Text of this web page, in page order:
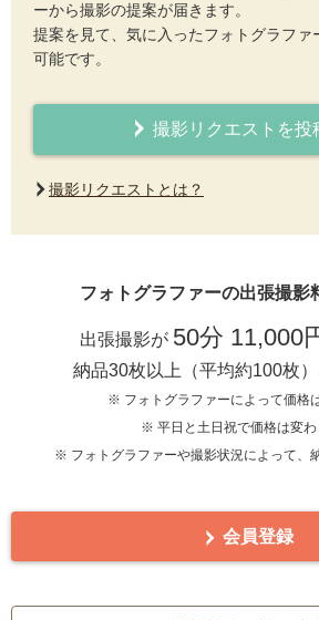
ーから撮影の提案が届きます。
提案を見て、気に入ったフォトグラファ
可能です。
撮影リクエストを投
撮影リクエストとは？
フォトグラファーの出張撮影
出張撮影が 50分 11,000
納品30枚以上（平均約100枚）
※ フォトグラファーによって価格
※ 平日と土日祝で価格は変わ
※ フォトグラファーや撮影状況によって、
会員登録